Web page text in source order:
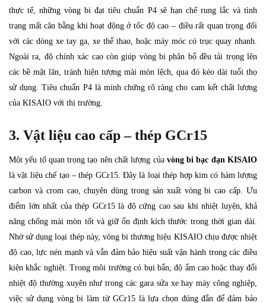
thực tế, những vòng bi đạt tiêu chuẩn P4 sẽ hạn chế rung lắc và tình
trạng mất cân bằng khi hoạt động ở tốc độ cao – điều rất quan trọng đối
với các dòng xe tay ga, xe thể thao, hoặc máy móc có trục quay nhanh.
Ngoài ra, độ chính xác cao còn giúp vòng bi phân bổ đều tải trọng lên
các bề mặt lăn, tránh hiện tượng mài mòn lệch, qua đó kéo dài tuổi thọ
sử dụng. Tiêu chuẩn P4 là minh chứng rõ ràng cho cam kết chất lượng
của KISAIO với thị trường.
3. Vật liệu cao cấp – thép GCr15
Một yếu tố quan trọng tạo nên chất lượng của vòng bi bạc đạn KISAIO
là vật liệu chế tạo – thép GCr15. Đây là loại thép hợp kim có hàm lượng
carbon và crom cao, chuyên dùng trong sản xuất vòng bi cao cấp. Ưu
điểm lớn nhất của thép GCr15 là độ cứng cao sau khi nhiệt luyện, khả
năng chống mài mòn tốt và giữ ổn định kích thước trong thời gian dài.
Nhờ sử dụng loại thép này, vòng bi thương hiệu KISAIO chịu được nhiệt
độ cao, lực nén mạnh và vẫn đảm bảo hiệu suất vận hành trong các điều
kiện khắc nghiệt. Trong môi trường có bụi bẩn, độ ẩm cao hoặc thay đổi
nhiệt độ thường xuyên như trong các gara sửa xe hay máy công nghiệp,
việc sử dụng vòng bi làm từ GCr15 là lựa chọn đúng đắn để đảm bảo